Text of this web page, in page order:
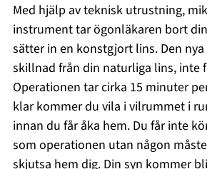
Med hjälp av teknisk utrustning,
instrument tar ögonläkaren bort
sätter in en konstgjort lins. Den
skillnad från din naturliga lins, inte
Operationen tar cirka 15 minuter
klar kommer du vila i vilrummet i
innan du får åka hem. Du får inte
som operationen utan någon
skjutsa hem dig. Din syn kommer